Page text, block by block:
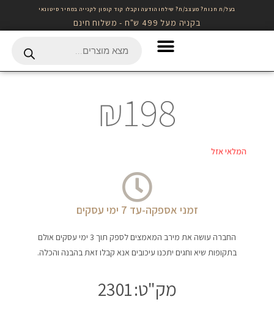
בעל/ת חנות? מעצב/ת? שילחו הודעה וקבלו קוד קופון לקנייה במחיר סיטונאי
בקניה מעל 499 ש"ח - משלוח חינם
₪198
המלאי אזל
זמני אספקה-עד 7 ימי עסקים
החברה עושה את מירב המאמצים לספק תוך 3 ימי עסקים אולם
בתקופות שיא וחגים יתכנו עיכובים אנא קבלו זאת בהבנה והכלה.
מק"ט:2301